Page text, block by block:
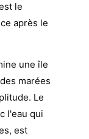
le
après le
une île
marées
Le
l'eau qui
est